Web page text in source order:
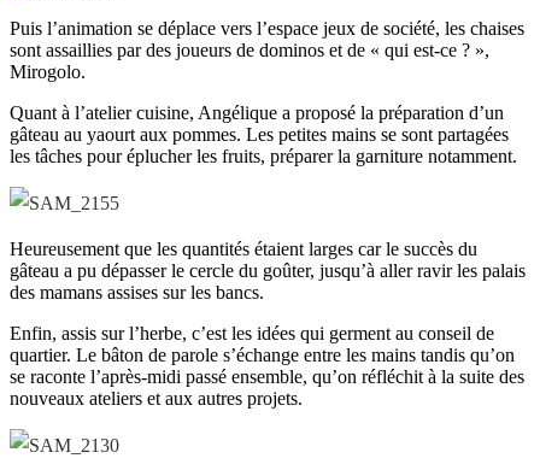
Puis l’animation se déplace vers l’espace jeux de société, les chaises
sont assaillies par des joueurs de dominos et de « qui est-ce ? »,
Mirogolo.
Quant à l’atelier cuisine, Angélique a proposé la préparation d’un
gâteau au yaourt aux pommes. Les petites mains se sont partagées
les tâches pour éplucher les fruits, préparer la garniture notamment.
Heureusement que les quantités étaient larges car le succès du
gâteau a pu dépasser le cercle du goûter, jusqu’à aller ravir les palais
des mamans assises sur les bancs.
Enfin, assis sur l’herbe, c’est les idées qui germent au conseil de
quartier. Le bâton de parole s’échange entre les mains tandis qu’on
se raconte l’après-midi passé ensemble, qu’on réfléchit à la suite des
nouveaux ateliers et aux autres projets.